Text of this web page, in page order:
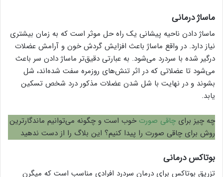
ماساژ درمانی
ماساژ دادن ناحیه پیشانی یک راه حل موثر است که به زمان بیشتری
نیاز دارد. در واقع ماساژ باعث افزایش گردش خون و آرامش عضلات
درگیر شده با سردرد می‌شود. به عبارتی دقیق‌تر ماساژ دادن سر باعث
می‌شود تا عضلاتی که در اثر تنش‌های روزمره سفت شده‌اند، شل
بشوند و در نهایت با شل شدن عضلات مذکور درد شخص تسکین
یابد.
چه چیز برای چاقی صورت خوب است و چگونه می‌توانیم ماندگارترین
روش برای چاقی صورت را پیدا کنیم؟ این بلاگ را از دست ندهید
بوتاکس درمانی
تزریق بوتاکس برای درمان سردرد افرادی مناسب است که میگرن